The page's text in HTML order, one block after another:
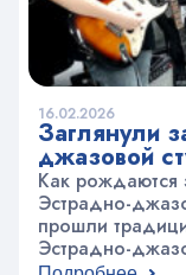
16.02.2026
Заглянули
джазовой
Как рождаются
Эстрадно-
прошли
Эстрадно-